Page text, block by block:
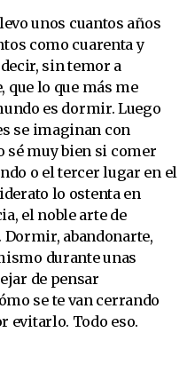
unos cuantos años
como cuarenta y
sin temor a
que lo que más me
es dormir. Luego
se imaginan con
sé muy bien si comer
o el tercer lugar en el
lo ostenta en
el noble arte de
abandonarte,
durante unas
de pensar
se te van cerrando
evitarlo. Todo eso.